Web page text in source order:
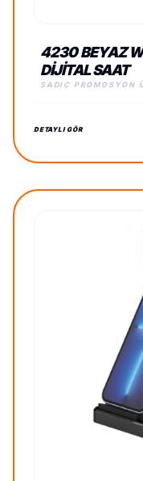
4230 BEYAZ
DIJITAL SAAT
SADIÇ PROMOSYON
DETAYLI GÖR